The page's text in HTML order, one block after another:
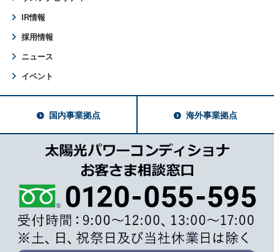
IR情報
採用情報
ニュース
イベント
国内事業拠点 海外事業拠点